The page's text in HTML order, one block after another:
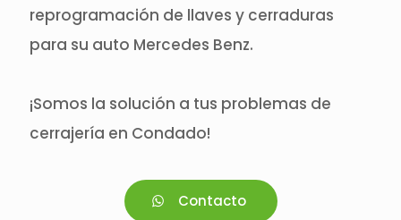
reprogramación de llaves y cerraduras
para su auto Mercedes Benz.
¡Somos la solución a tus problemas de
cerrajería en Condado!
Contacto